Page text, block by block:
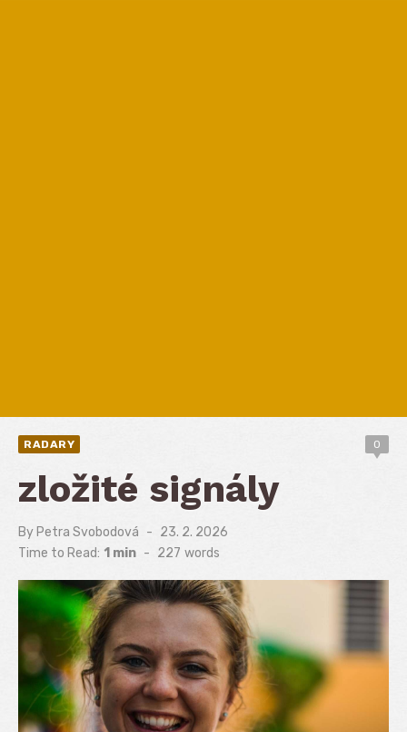
RADARY 0
zložité signály
By Petra Svobodová
Posted
on
23. 2. 2026
Time to Read: 1 min - 227 words